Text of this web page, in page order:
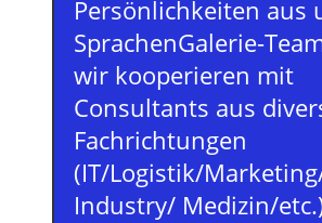
Persönlichkeiten aus
SprachenGalerie-
wir kooperieren mit
Consultants aus
Fachrichtungen
(IT/Logistik/
Industry/ Medizin/